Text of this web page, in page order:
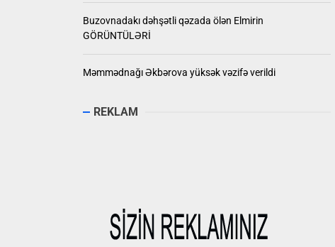
Buzovnadakı dəhşətli qəzada ölən Elmirin
GÖRÜNTÜLƏRİ
Məmmədnağı Əkbərova yüksək vəzifə verildi
REKLAM